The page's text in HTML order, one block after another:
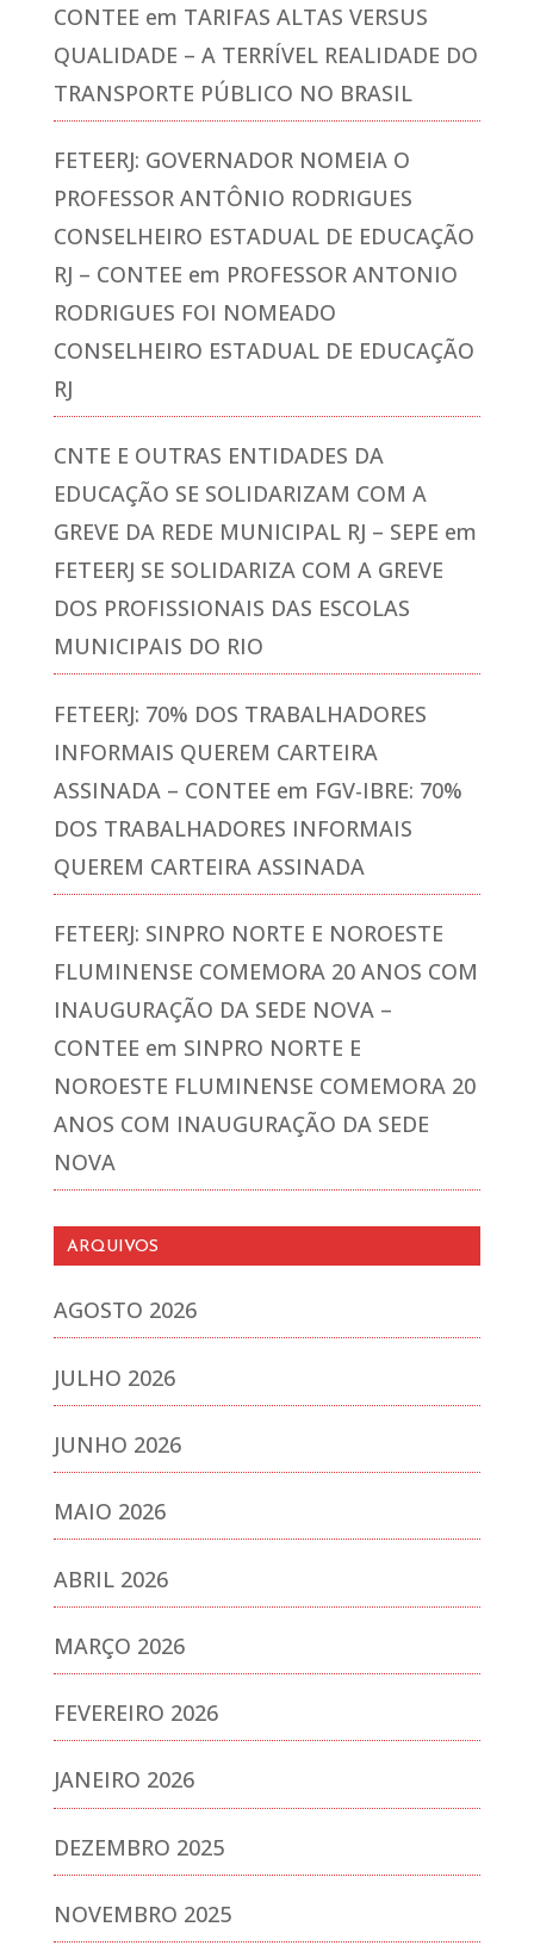
CONTEE em TARIFAS ALTAS VERSUS
QUALIDADE – A TERRÍVEL REALIDADE DO
TRANSPORTE PÚBLICO NO BRASIL
FETEERJ: GOVERNADOR NOMEIA O
PROFESSOR ANTÔNIO RODRIGUES
CONSELHEIRO ESTADUAL DE EDUCAÇÃO
RJ – CONTEE em PROFESSOR ANTONIO
RODRIGUES FOI NOMEADO
CONSELHEIRO ESTADUAL DE EDUCAÇÃO
RJ
CNTE E OUTRAS ENTIDADES DA
EDUCAÇÃO SE SOLIDARIZAM COM A
GREVE DA REDE MUNICIPAL RJ – SEPE em
FETEERJ SE SOLIDARIZA COM A GREVE
DOS PROFISSIONAIS DAS ESCOLAS
MUNICIPAIS DO RIO
FETEERJ: 70% DOS TRABALHADORES
INFORMAIS QUEREM CARTEIRA
ASSINADA – CONTEE em FGV-IBRE: 70%
DOS TRABALHADORES INFORMAIS
QUEREM CARTEIRA ASSINADA
FETEERJ: SINPRO NORTE E NOROESTE
FLUMINENSE COMEMORA 20 ANOS COM
INAUGURAÇÃO DA SEDE NOVA –
CONTEE em SINPRO NORTE E
NOROESTE FLUMINENSE COMEMORA 20
ANOS COM INAUGURAÇÃO DA SEDE
NOVA
ARQUIVOS
AGOSTO 2026
JULHO 2026
JUNHO 2026
MAIO 2026
ABRIL 2026
MARÇO 2026
FEVEREIRO 2026
JANEIRO 2026
DEZEMBRO 2025
NOVEMBRO 2025